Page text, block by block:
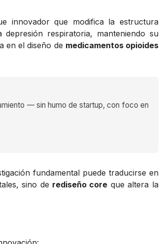
innovador que modifica la estructura
respiratoria, manteniendo su
en el diseño de medicamentos opioides
— sin humo de startup, con foco en
fundamental puede traducirse en
sino de rediseño core que altera la